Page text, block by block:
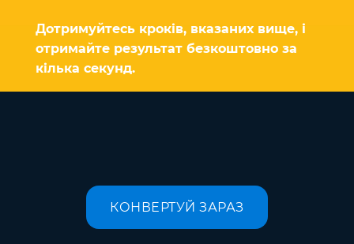
Дотримуйтесь кроків, вказаних вище, і
отримайте результат безкоштовно за
кілька секунд.
КОНВЕРТУЙ ЗАРАЗ